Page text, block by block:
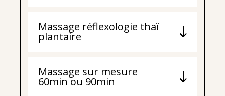
Massage réflexologie thaï
plantaire
Massage sur mesure
60min ou 90min